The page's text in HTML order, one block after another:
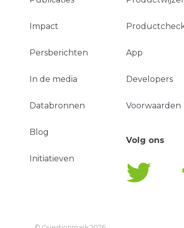
Impact
Persberichten
In de media
Databronnen
Blog
Initiatieven
App
Developers
Voorwaarden
Volg ons